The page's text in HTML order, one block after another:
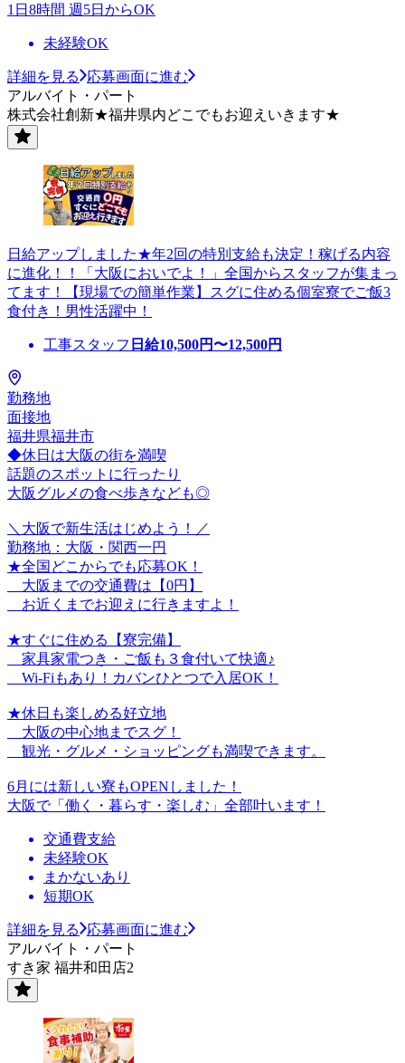
1日8時間 週5日からOK
未経験OK
詳細を見る
応募画面に進む
アルバイト・パート
株式会社創新★福井県内どこでもお迎えいきます★
日給アップしました★年2回の特別支給も決定！稼げる内容
に進化！！「大阪においでよ！」全国からスタッフが集まっ
てます！【現場での簡単作業】スグに住める個室寮でご飯3
食付き！男性活躍中！
工事スタッフ 日給10,500円〜12,500円
勤務地
面接地
福井県福井市
◆休日は大阪の街を満喫
話題のスポットに行ったり
大阪グルメの食べ歩きなども◎
＼大阪で新生活はじめよう！／
勤務地：大阪・関西一円
★全国どこからでも応募OK！
大阪までの交通費は【0円】
お近くまでお迎えに行きますよ！
★すぐに住める【寮完備】
家具家電つき・ご飯も３食付いて快適♪
Wi-Fiもあり！カバンひとつで入居OK！
★休日も楽しめる好立地
大阪の中心地までスグ！
観光・グルメ・ショッピングも満喫できます。
6月には新しい寮もOPENしました！
大阪で「働く・暮らす・楽しむ」全部叶います！
交通費支給
未経験OK
まかないあり
短期OK
詳細を見る
応募画面に進む
アルバイト・パート
すき家 福井和田店2